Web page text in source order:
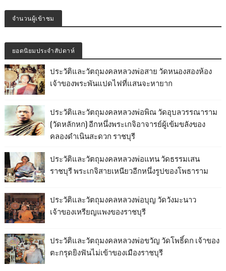
จำนวนผู้เข้าชม
ยอดนิยมประจำสัปดาห์
ประวัติและวัตถุมงคลหลวงพ่อสาย วัดหนองสองห้อง
เจ้าของพระพันแปดไฟที่แสนจะหายาก
ประวัติและวัตถุมงคลหลวงพ่อพิณ วัดอุบลวรรณาราม
(วัดหลักหก) อีกหนึ่งพระเกจิอาจารย์ผู้เข้มขลังของ
คลองดำเนินสะดวก ราชบุรี
ประวัติและวัตถุมงคลหลวงพ่อแทน วัดธรรมเสน
ราชบุรี พระเกจิสายเหนียวอีกหนึ่งรูปของโพธาราม
ประวัติและวัตถุมงคลหลวงพ่อบุญ วัดวังมะนาว
เจ้าของเหรียญแพงของราชบุรี
ประวัติและวัตถุมงคลหลวงพ่อขวัญ วัดโพธิ์ดก เจ้าของ
ตะกรุดยิงฟันไม่เข้าของเมืองราชบุรี